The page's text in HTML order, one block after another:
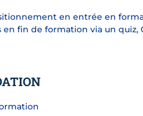
en entrée en
en fin de formation via un quiz,